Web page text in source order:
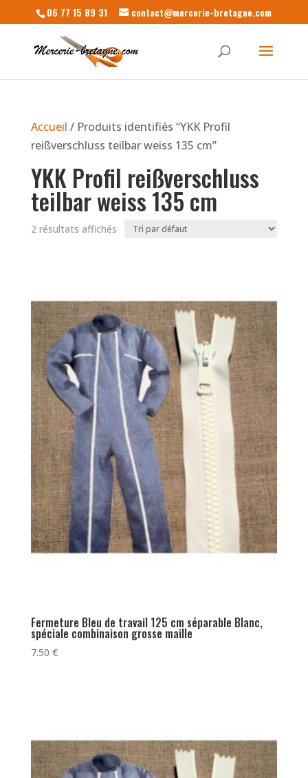
06 77 15 89 31 contact@mercerie-bretagne.com
Accueil / Produits identifiés “YKK Profil
reißverschluss teilbar weiss 135 cm”
YKK Profil reißverschluss
teilbar weiss 135 cm
2 résultats affichés
Fermeture Bleu de travail 125 cm séparable Blanc,
spéciale combinaison grosse maille
7.50 €